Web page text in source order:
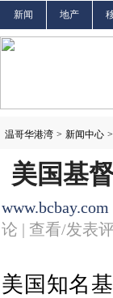
新闻 地产
温哥华港湾 > 新闻中心 >
美国基
www.bcbay.com
论 | 查看/发表
美国知名